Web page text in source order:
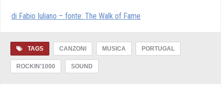
di Fabio Iuliano – fonte: The Walk of Fame
TAGS CANZONI MUSICA PORTUGAL
ROCKIN'1000 SOUND